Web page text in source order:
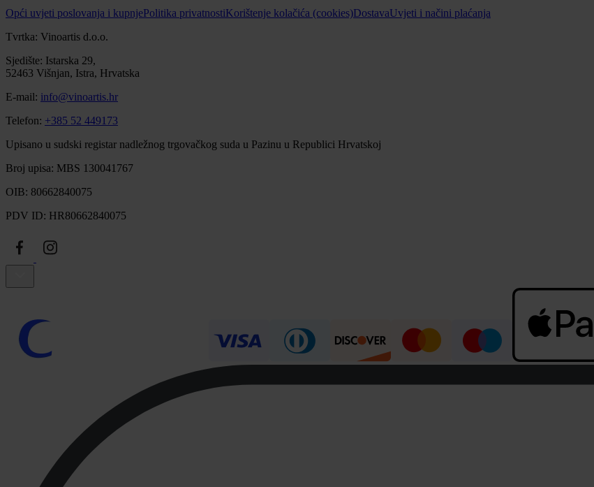
Opći uvjeti poslovanja i kupnjePolitika privatnostiKorištenje kolačića (cookies)DostavaUvjeti i načini plaćanja
Tvrtka: Vinoartis d.o.o.
Sjedište: Istarska 29,
52463 Višnjan, Istra, Hrvatska
E-mail: info@vinoartis.hr
Telefon: +385 52 449173
Upisano u sudski registar nadležnog trgovačkog suda u Pazinu u Republici Hrvatskoj
Broj upisa: MBS 130041767
OIB: 80662840075
PDV ID: HR80662840075